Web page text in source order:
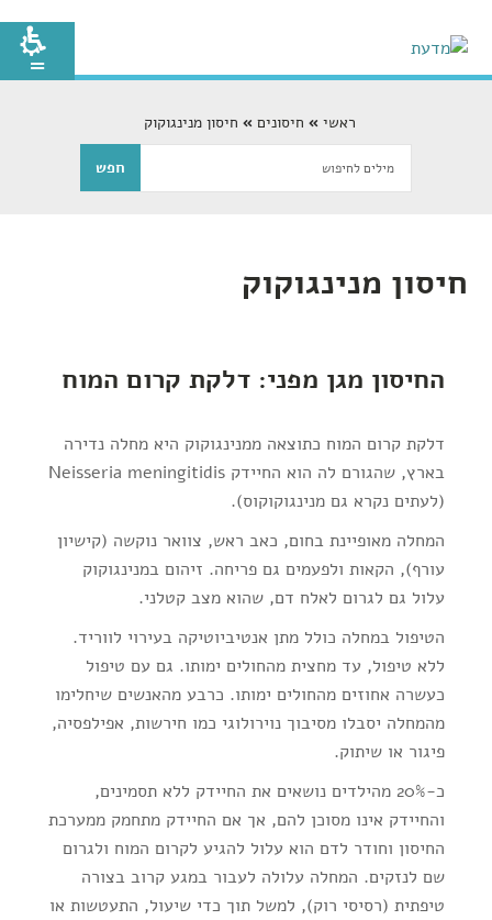
ראשי חיסונים חיסון מנינגוקוק
חיסון מנינגוקוק
החיסון מגן מפני: דלקת קרום המוח
דלקת קרום המוח כתוצאה ממנינגוקוק היא מחלה נדירה
בארץ, שהגורם לה הוא החיידק Neisseria meningitidis
(לעתים נקרא גם מנינגוקוקוס).
המחלה מאופיינת בחום, כאב ראש, צוואר נוקשה (קישיון
עורף), הקאות ולפעמים גם פריחה. זיהום במנינגוקוק
עלול גם לגרום לאלח דם, שהוא מצב קטלני.
הטיפול במחלה כולל מתן אנטיביוטיקה בעירוי לווריד.
ללא טיפול, עד מחצית מהחולים ימותו. גם עם טיפול
כעשרה אחוזים מהחולים ימותו. כרבע מהאנשים שיחלימו
מהמחלה יסבלו מסיבוך נוירולוגי כמו חירשות, אפילפסיה,
פיגור או שיתוק.
כ-20% מהילדים נושאים את החיידק ללא תסמינים,
והחיידק אינו מסוכן להם, אך אם החיידק מתחמק ממערכת
החיסון וחודר לדם הוא עלול להגיע לקרום המוח ולגרום
שם לנזקים. המחלה עלולה לעבור במגע קרוב בצורה
טיפתית (רסיסי רוק), למשל תוך כדי שיעול, התעטשות או